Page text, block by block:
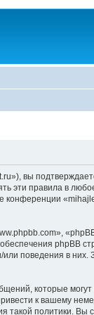
вы
эти правила в
конференции
phpBB
поведения в них.
которые
к вашему
такой политики. Вы